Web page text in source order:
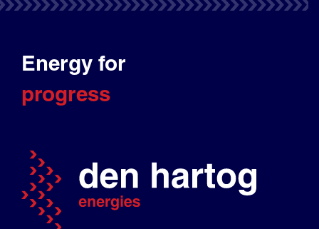
Energy for
progress